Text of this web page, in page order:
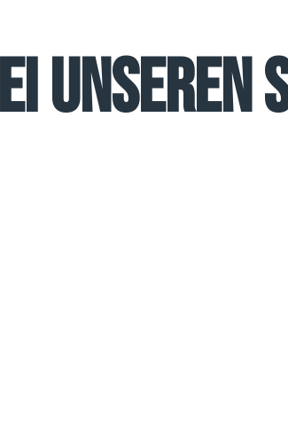
unseren